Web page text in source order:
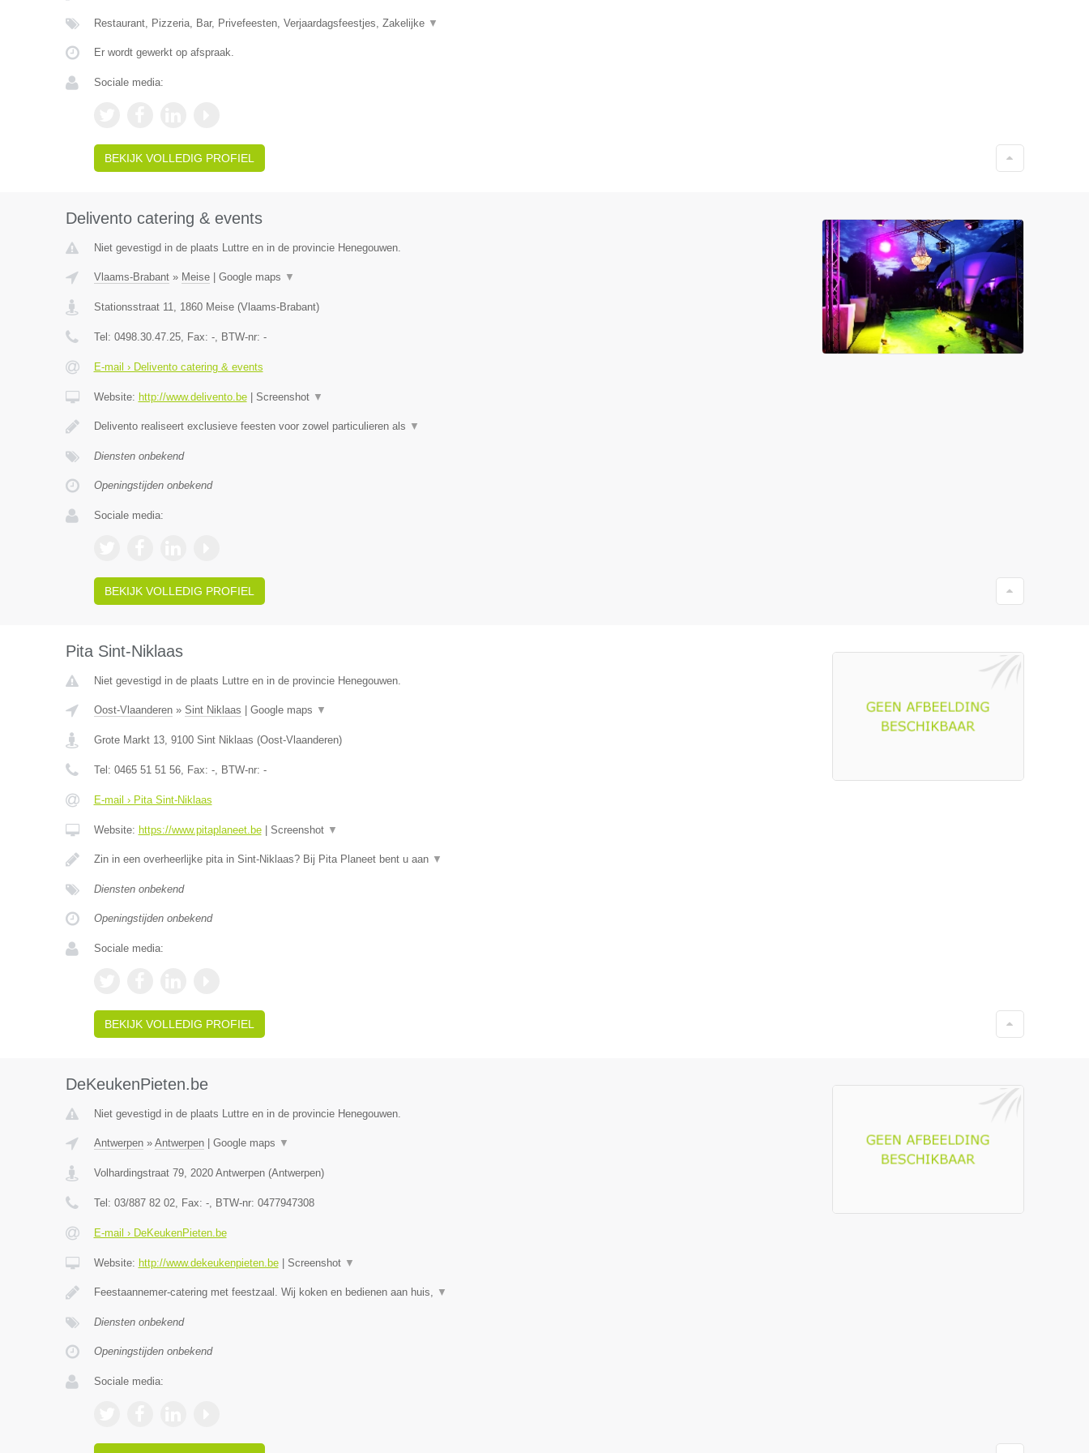
Restaurant, Pizzeria, Bar, Privefeesten, Verjaardagsfeestjes, Zakelijke ▼
Er wordt gewerkt op afspraak.
Sociale media:
BEKIJK VOLLEDIG PROFIEL
Delivento catering & events
Niet gevestigd in de plaats Luttre en in de provincie Henegouwen.
Vlaams-Brabant» Meise| Google maps ▼
Stationsstraat 11, 1860 Meise(Vlaams-Brabant)
Tel: 0498.30.47.25, Fax: -, BTW-nr: -
E-mail › Delivento catering & events
Website: http://www.delivento.be| Screenshot ▼
Delivento realiseert exclusieve feesten voor zowel particulieren als ▼
Diensten onbekend
Openingstijden onbekend
Sociale media:
BEKIJK VOLLEDIG PROFIEL
Pita Sint-Niklaas
Niet gevestigd in de plaats Luttre en in de provincie Henegouwen.
Oost-Vlaanderen» Sint Niklaas Google maps ▼
Grote Markt 13, 9100 Sint Niklaas (Oost-Vlaanderen)
Tel: 0465 51 51 56, Fax: -, BTW-nr: -
E-mail › Pita Sint-Niklaas
Website: https://www.pitaplaneet.be| Screenshot ▼
Zin in een overheerlijke pita in Sint-Niklaas? Bij Pita Planeet bent u aan ▼
Diensten onbekend
Openingstijden onbekend
Sociale media:
BEKIJK VOLLEDIG PROFIEL
DeKeukenPieten.be
Niet gevestigd in de plaats Luttre en in de provincie Henegouwen.
Antwerpen» Antwerpen| Google maps ▼
Volhardingstraat 79, 2020 Antwerpen(Antwerpen)
Tel: 03/887 82 02, Fax: -, BTW-nr: 0477947308
E-mail › DeKeukenPieten.be
Website: http://www.dekeukenpieten.be| Screenshot ▼
Feestaannemer-catering met feestzaal. Wij koken en bedienen aan huis, ▼
Diensten onbekend
Openingstijden onbekend
Sociale media: